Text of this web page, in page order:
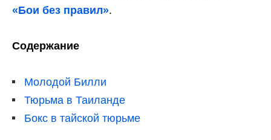
«Бои без правил».
Содержание
Молодой Билли
Тюрьма в Таиланде
Бокс в тайской тюрьме